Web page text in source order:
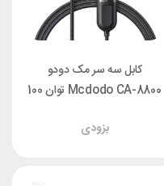
کابل سه سر مک دودو
Mcdodo CA-8800 توان 100
بزودی